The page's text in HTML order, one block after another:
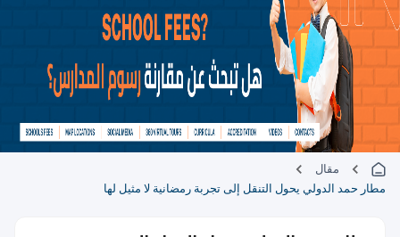
مقال
مطار حمد الدولي يحول التنقل إلى تجربة رمضانية لا مثيل لها